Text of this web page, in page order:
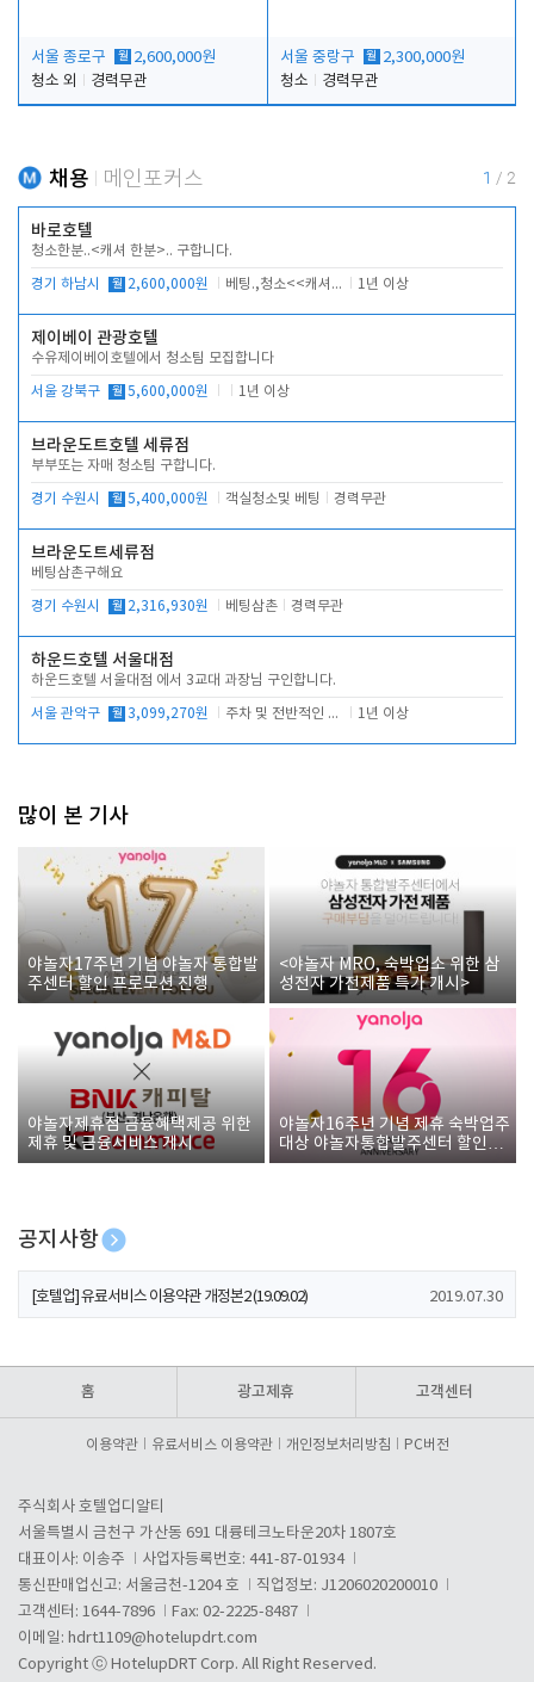
서울 종로구 월 2,600,000원
청소 외
경력무관
서울 중랑구 월 2,300,000원
청소
경력무관
채용 메인포커스 1 / 2
바로호텔
청소한분..<캐셔 한분>.. 구합니다.
경기 하남시 월 2,600,000원 베팅.,청소<<캐셔 모셔봅니다. 1년 이상
제이베이 관광호텔
수유제이베이호텔에서 청소팀 모집합니다
서울 강북구 월 5,600,000원 1년 이상
브라운도트호텔 세류점
부부또는 자매 청소팀 구합니다.
경기 수원시 월 5,400,000원 객실청소및 베팅 경력무관
브라운도트세류점
베팅삼촌구해요
경기 수원시 월 2,316,930원 베팅삼촌 경력무관
하운드호텔 서울대점
하운드호텔 서울대점 에서 3교대 과장님 구인합니다.
서울 관악구 월 3,099,270원 주차 및 전반적인 당번업무 1년 이상
많이 본 기사
야놀자17주년 기념 야놀자 통합발
주센터 할인 프로모션 진행
<야놀자 MRO, 숙박업소 위한 삼
성전자 가전제품 특가 개시>
야놀자제휴점 금융혜택제공 위한
제휴 및 금융서비스 게시
야놀자16주년 기념 제휴 숙박업주
대상 야놀자통합발주센터 할인쿠
폰 증정
공지사항
[호텔업] 개인정보 처리방침 개정본1 (19.09.02)
[호텔업] 유료서비스 이용약관 개정본2 (19.09.02) 2019.07.30
홈 광고제휴 고객센터
이용약관 유료서비스 이용약관 개인정보처리방침 PC버전
주식회사 호텔업디알티
서울특별시 금천구 가산동 691 대륭테크노타운20차 1807호
대표이사: 이송주
사업자등록번호: 441-87-01934
통신판매업신고: 서울금천-1204 호
직업정보: J1206020200010
고객센터: 1644-7896
Fax: 02-2225-8487
이메일: hdrt1109@hotelupdrt.com
Copyright ⓒ HotelupDRT Corp. All Right Reserved.